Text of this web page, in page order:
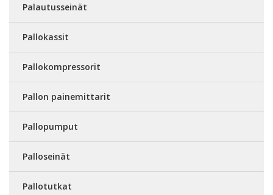
Palautusseinät
Pallokassit
Pallokompressorit
Pallon painemittarit
Pallopumput
Palloseinät
Pallotutkat